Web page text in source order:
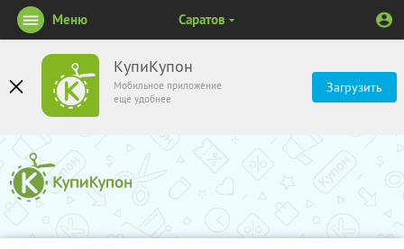
КупиКупон
Мобильное приложение
ещё удобнее
Загрузить
Меню Саратов